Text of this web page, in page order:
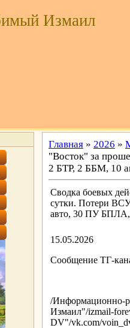
Измаил
Главная » 2026 »
"Восток" за
2 БТР, 2 ББМ, 10
Сводка боевых
сутки. Потери
авто, 30 ПУ БПЛА,
15.05.2026
Сообщение ТГ-
/Информационно-
Измаил"/izmail-
DV"/vk.com/